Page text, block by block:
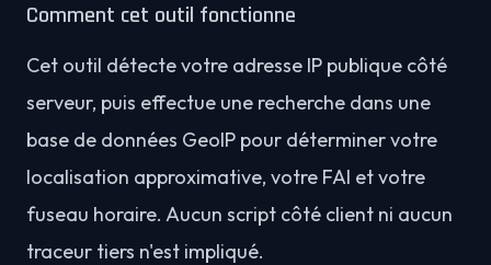
Comment cet outil fonctionne
Cet outil détecte votre adresse IP publique côté
serveur, puis effectue une recherche dans une
base de données GeoIP pour déterminer votre
localisation approximative, votre FAI et votre
fuseau horaire. Aucun script côté client ni aucun
traceur tiers n'est impliqué.